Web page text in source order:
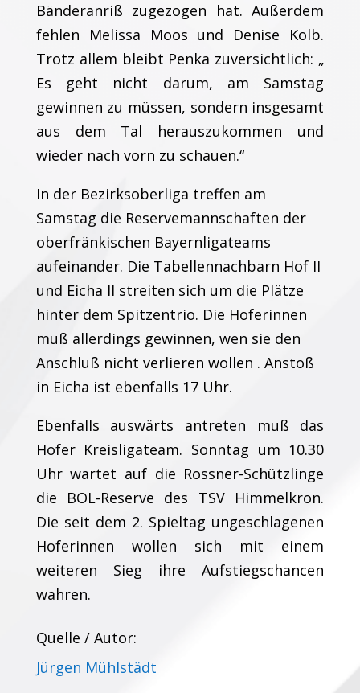
Bänderanriß zugezogen hat. Außerdem
fehlen Melissa Moos und Denise Kolb.
Trotz allem bleibt Penka zuversichtlich: „
Es geht nicht darum, am Samstag
gewinnen zu müssen, sondern insgesamt
aus dem Tal herauszukommen und
wieder nach vorn zu schauen.“
In der Bezirksoberliga treffen am
Samstag die Reservemannschaften der
oberfränkischen Bayernligateams
aufeinander. Die Tabellennachbarn Hof II
und Eicha II streiten sich um die Plätze
hinter dem Spitzentrio. Die Hoferinnen
muß allerdings gewinnen, wen sie den
Anschluß nicht verlieren wollen . Anstoß
in Eicha ist ebenfalls 17 Uhr.
Ebenfalls auswärts antreten muß das
Hofer Kreisligateam. Sonntag um 10.30
Uhr wartet auf die Rossner-Schützlinge
die BOL-Reserve des TSV Himmelkron.
Die seit dem 2. Spieltag ungeschlagenen
Hoferinnen wollen sich mit einem
weiteren Sieg ihre Aufstiegschancen
wahren.
Quelle / Autor:
Jürgen Mühlstädt